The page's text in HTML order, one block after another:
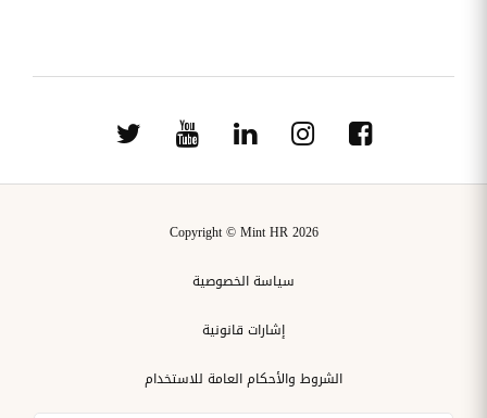
Copyright © Mint HR 2026
سياسة الخصوصية
إشارات قانونية
الشروط والأحكام العامة للاستخدام